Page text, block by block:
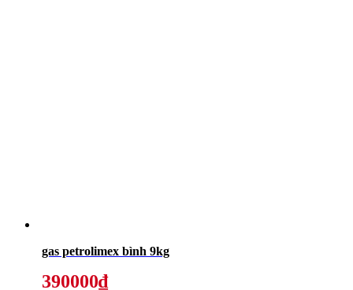
gas petrolimex bình 9kg
390000₫